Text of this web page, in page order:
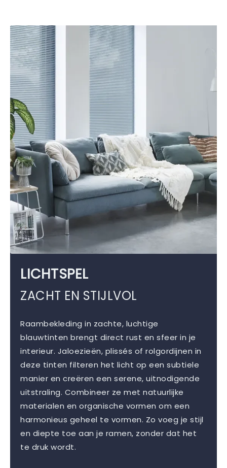
LICHTSPEL
ZACHT EN STIJLVOL
Raambekleding in zachte, luchtige
blauwtinten brengt direct rust en sfeer in je
interieur. Jaloezieën, plissés of rolgordijnen in
deze tinten filteren het licht op een subtiele
manier en creëren een serene, uitnodigende
uitstraling. Combineer ze met natuurlijke
materialen en organische vormen om een
harmonieus geheel te vormen. Zo voeg je stijl
en diepte toe aan je ramen, zonder dat het
te druk wordt.